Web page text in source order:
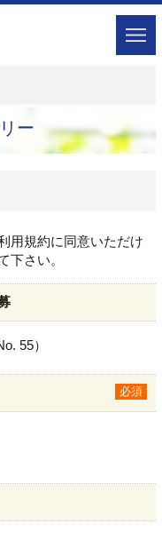
ー
用規約に同意いただけ
下さい。
55）
必須